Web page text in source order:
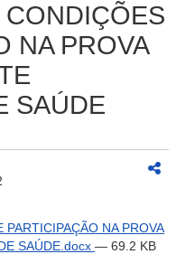
NA PROVA
SAÚDE
NA PROVA
SAÚDE.docx — 69.2 KB